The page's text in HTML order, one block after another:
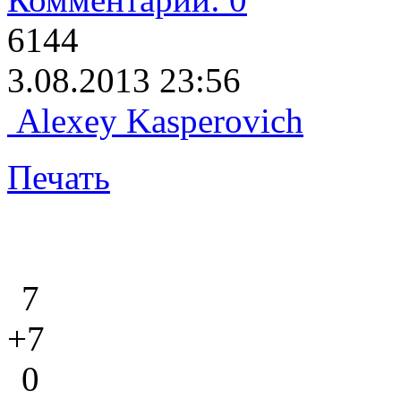
6144
3.08.2013 23:56
Alexey Kasperovich
Печать
7
+7
0